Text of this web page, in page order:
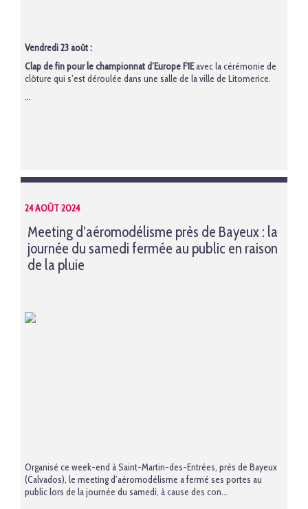
Vendredi 23 août :
Clap de fin pour le championnat d’Europe F1Eavec la cérémonie de
clôture qui s’est déroulée dans une salle de la ville de Litomerice.
24 AOÛT 2024
Meeting d’aéromodélisme près de Bayeux : la
journée du samedi fermée au public en raison
de la pluie
Organisé ce week-end à Saint-Martin-des-Entrées, près de Bayeux
(Calvados), le meeting d’aéromodélisme a fermé ses portes au
public lors de la journée du samedi, à cause des con...